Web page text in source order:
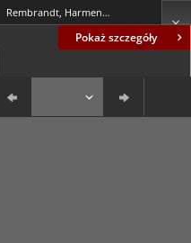
Pokaż szczegóły
Rembrandt, Harmensz van Rijn (1606-1669); Unger, William